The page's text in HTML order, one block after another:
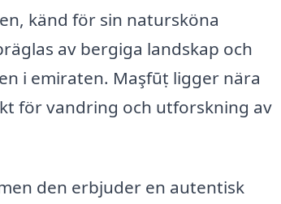
känd för sin natursköna
av bergiga landskap och
i emiraten. Maşfūṭ ligger nära
för vandring och utforskning av
den erbjuder en autentisk